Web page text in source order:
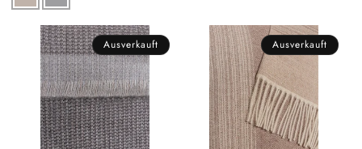
Ausverkauft Ausverkauft